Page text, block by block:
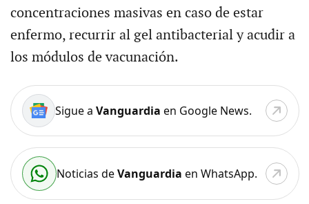
concentraciones masivas en caso de estar
enfermo, recurrir al gel antibacterial y acudir a
los módulos de vacunación.
Sigue a Vanguardia en Google News.
Noticias deVanguardia en WhatsApp.